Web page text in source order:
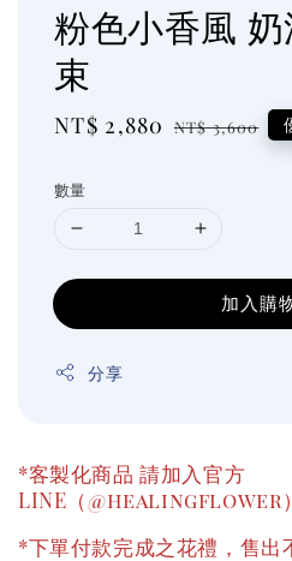
粉色小香風
束
Sale
NT$ 2,880 Regular
NT$ 3,600
數量
加入購
分享
*客製化商品 請加入官方
LINE（@healingflower
*下單付款完成之花禮，售出